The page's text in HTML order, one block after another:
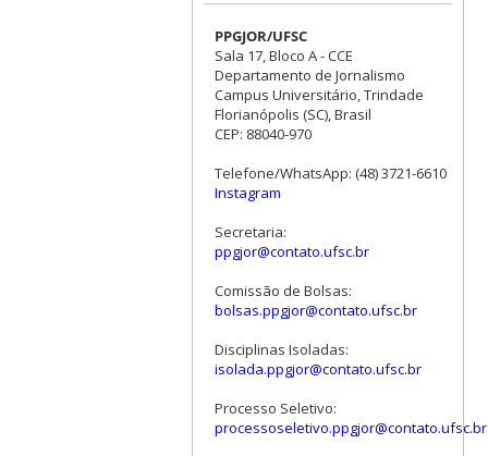
PPGJOR/UFSC
Sala 17, Bloco A - CCE
Departamento de Jornalismo
Campus Universitário, Trindade
Florianópolis (SC), Brasil
CEP: 88040-970
Telefone/WhatsApp: (48) 3721-6610
Instagram
Secretaria:
ppgjor@contato.ufsc.br
Comissão de Bolsas:
bolsas.ppgjor@contato.ufsc.br
Disciplinas Isoladas:
isolada.ppgjor@contato.ufsc.br
Processo Seletivo:
processoseletivo.ppgjor@contato.ufsc.br